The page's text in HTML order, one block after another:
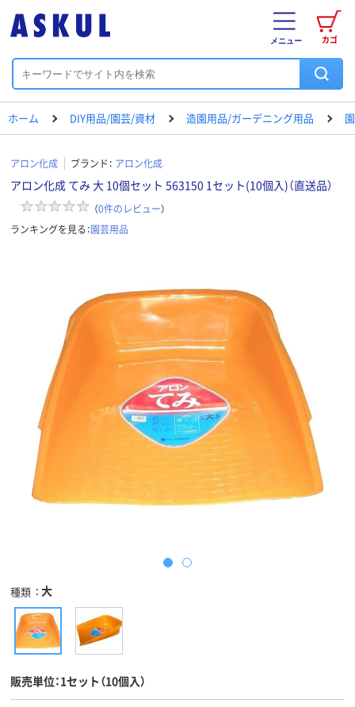
カゴ
メニュー
ホーム DIY用品/園芸/資材 造園用品/ガーデニング用品
アロン化成 ブランド： アロン化成
アロン化成 てみ 大 10個セット 563150 1セット(10個入)（直送品）
（0件のレビュー）
ランキングを見る：園芸用品
種類 大
販売単位：1セット（10個入）